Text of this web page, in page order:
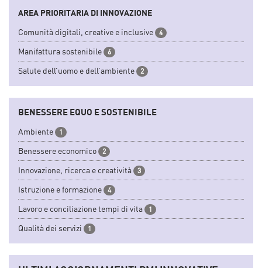
AREA PRIORITARIA DI INNOVAZIONE
Comunità digitali, creative e inclusive
4
Manifattura sostenibile 6
Salute dell’uomo e dell’ambiente 2
BENESSERE EQUO E SOSTENIBILE
Ambiente 1
Benessere economico 2
Innovazione, ricerca e creatività 3
Istruzione e formazione 4
Lavoro e conciliazione tempi di vita 1
Qualità dei servizi 1